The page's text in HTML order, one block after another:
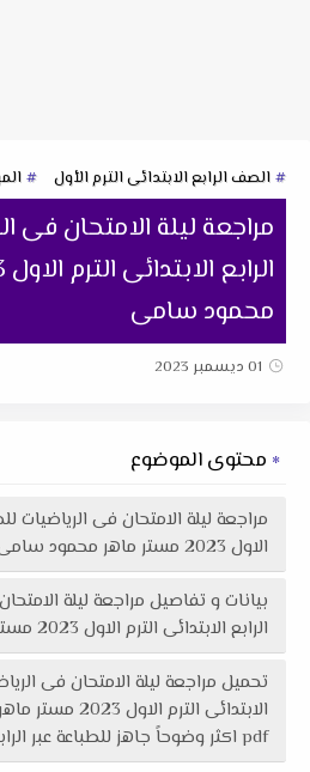
الصف الرابع الابتدائى الترم الأول
مراجعة ليلة الامتحان فى
محمود سامى
01 ديسمبر 2023
محتوى الموضوع
مراجعة ليلة الامتحان فى الرياضيات
الاول 2023 مستر ماهر محمود سامى
بيانات و تفاصيل مراجعة ليلة
الرابع الابتدائى الترم الاول 2023 مستر ماهر محمود سامى :
تحميل مراجعة ليلة الامتحان فى
الابتدائى
pdf اكثر وضوحاً جاهز للطباعة عبر الرابط التالى